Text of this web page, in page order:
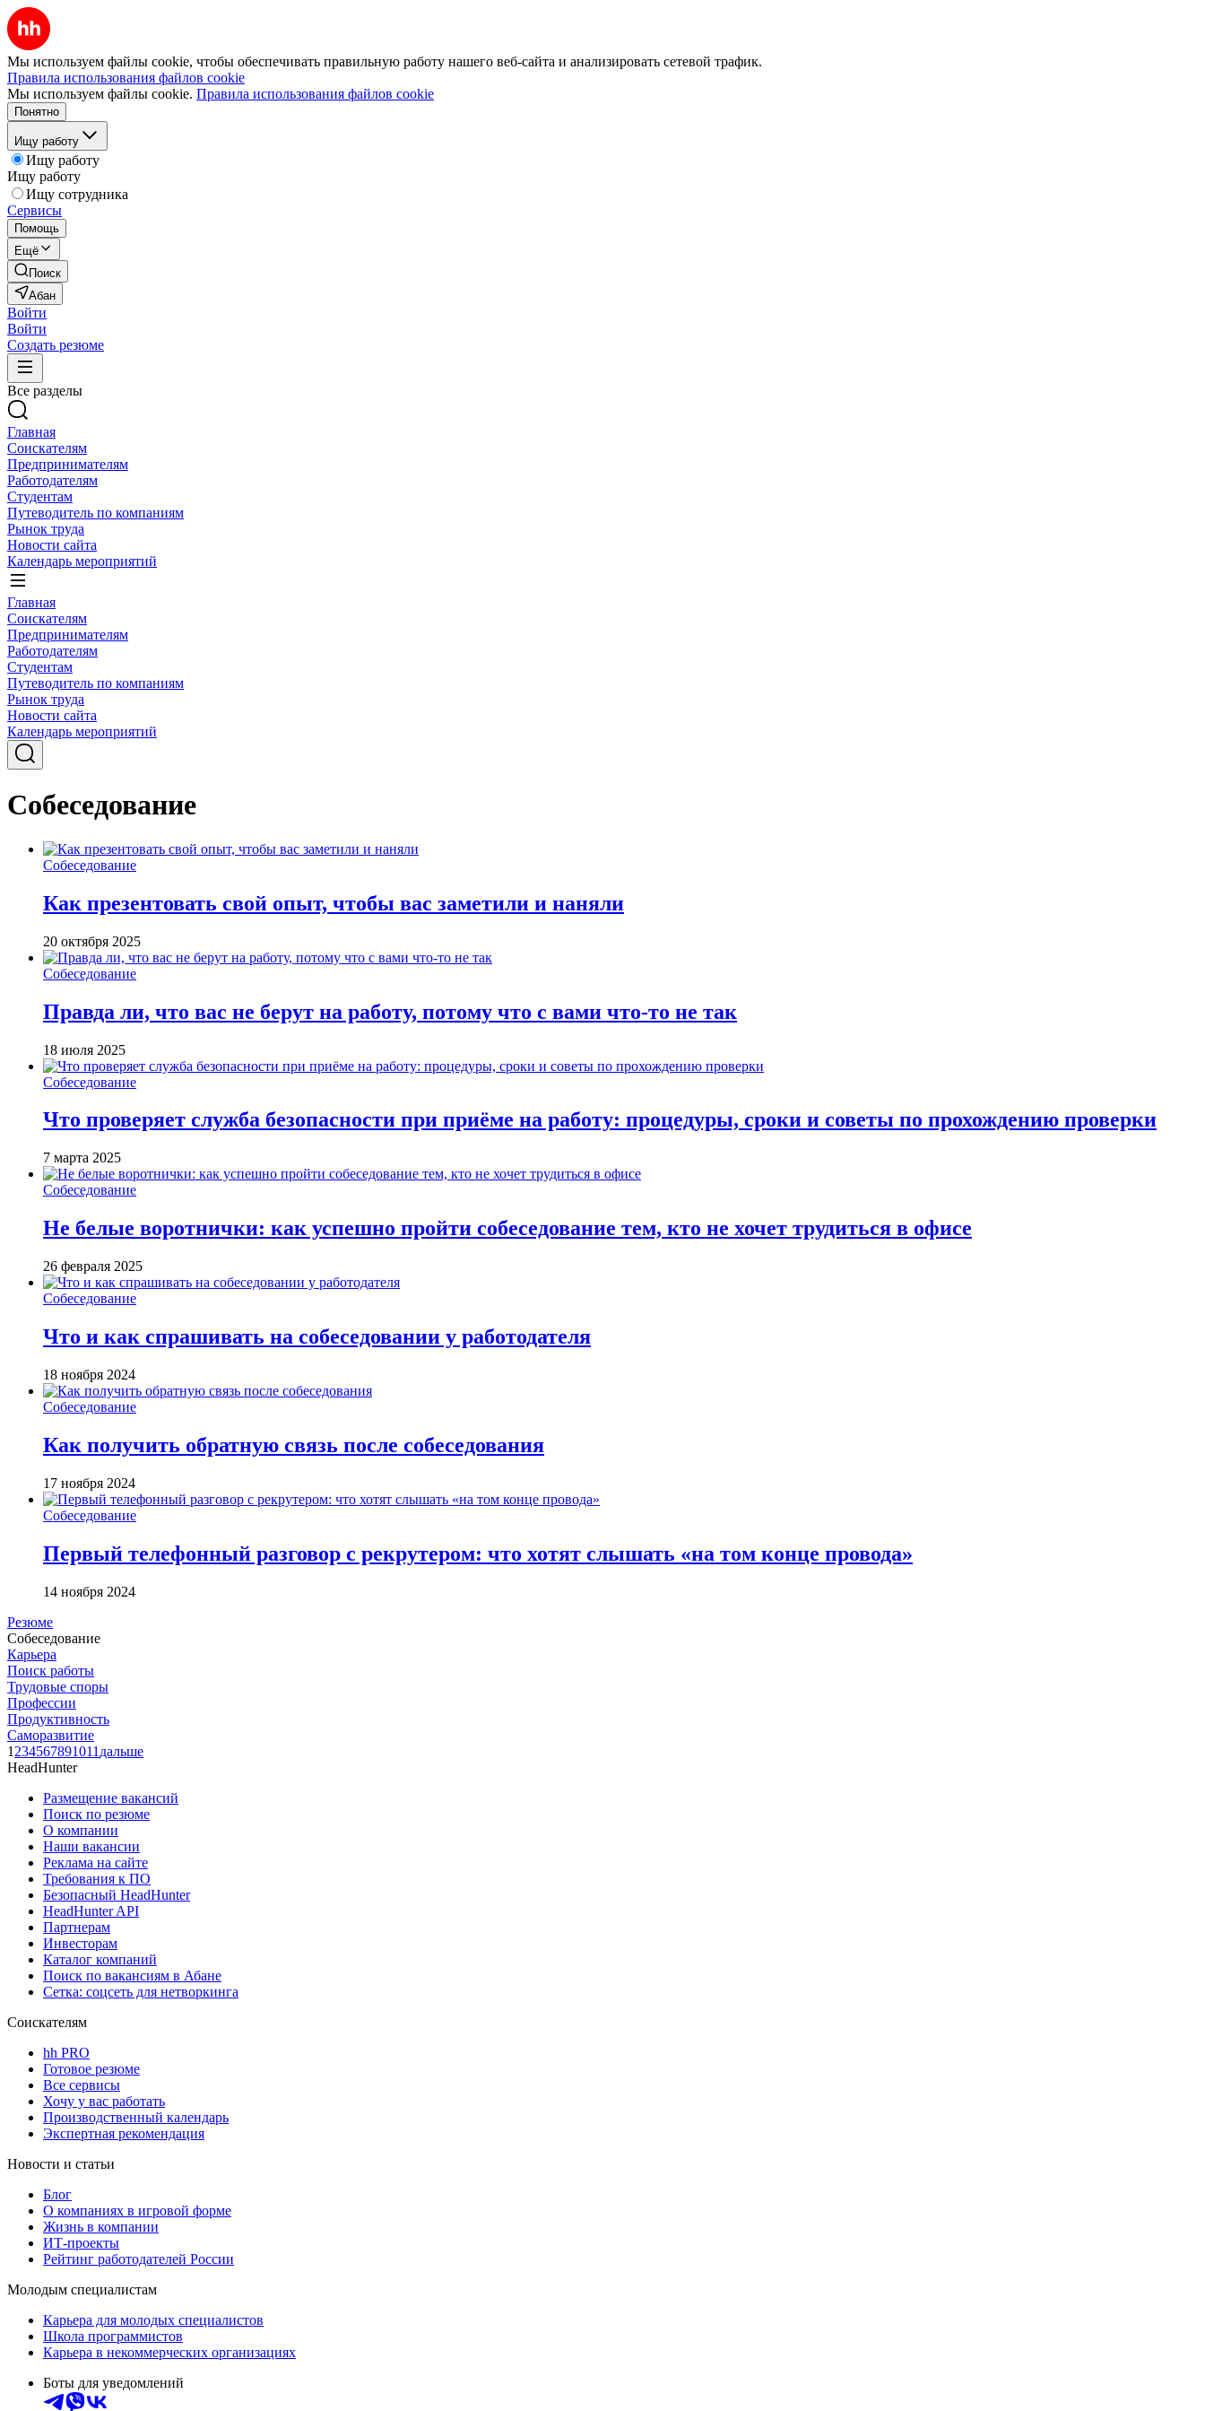
Мы используем файлы cookie, чтобы обеспечивать правильную работу нашего веб-сайта и анализировать сетевой трафик.
Правила использования файлов cookie
Мы используем файлы cookie. Правила использования файлов cookie
Понятно
Ищу работу
Ищу работу
Ищу работу
Ищу сотрудника
Сервисы
Помощь
Ещё
Поиск
Абан
Войти
Войти
Создать резюме
Все разделы
Главная
Соискателям
Предпринимателям
Работодателям
Студентам
Путеводитель по компаниям
Рынок труда
Новости сайта
Календарь мероприятий
Главная
Соискателям
Предпринимателям
Работодателям
Студентам
Путеводитель по компаниям
Рынок труда
Новости сайта
Календарь мероприятий
Собеседование
Собеседование
Как презентовать свой опыт, чтобы вас заметили и наняли
20 октября 2025
Собеседование
Правда ли, что вас не берут на работу, потому что с вами что-то не так
18 июля 2025
Собеседование
Что проверяет служба безопасности при приёме на работу: процедуры, сроки и советы по прохождению проверки
7 марта 2025
Собеседование
Не белые воротнички: как успешно пройти собеседование тем, кто не хочет трудиться в офисе
26 февраля 2025
Собеседование
Что и как спрашивать на собеседовании у работодателя
18 ноября 2024
Собеседование
Как получить обратную связь после собеседования
17 ноября 2024
Собеседование
Первый телефонный разговор с рекрутером: что хотят слышать «на том конце провода»
14 ноября 2024
Резюме
Собеседование
Карьера
Поиск работы
Трудовые споры
Профессии
Продуктивность
Саморазвитие
1 234567891011 дальше
HeadHunter
Размещение вакансий
Поиск по резюме
О компании
Наши вакансии
Реклама на сайте
Требования к ПО
Безопасный HeadHunter
HeadHunter API
Партнерам
Инвесторам
Каталог компаний
Поиск по вакансиям в Абане
Сетка: соцсеть для нетворкинга
Соискателям
hh PRO
Готовое резюме
Все сервисы
Хочу у вас работать
Производственный календарь
Экспертная рекомендация
Новости и статьи
Блог
О компаниях в игровой форме
Жизнь в компании
ИТ-проекты
Рейтинг работодателей России
Молодым специалистам
Карьера для молодых специалистов
Школа программистов
Карьера в некоммерческих организациях
Боты для уведомлений